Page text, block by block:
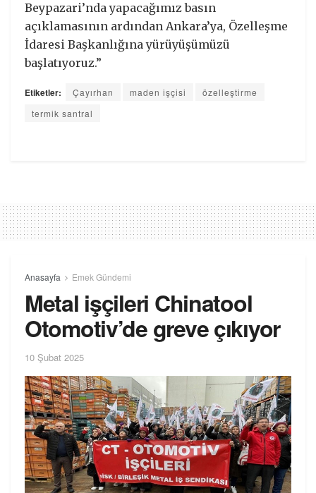
Beypazari’nda yapacağımız basın
açıklamasının ardından Ankara’ya, Özelleşme
İdaresi Başkanlığına yürüyüşümüzü
başlatıyoruz.”
Etiketler: Çayırhan maden işçisi
özelleştirme
termik santral
Anasayfa Emek Gündemi
Metal işçileri Chinatool
Otomotiv’de greve çıkıyor
10 Şubat 2025